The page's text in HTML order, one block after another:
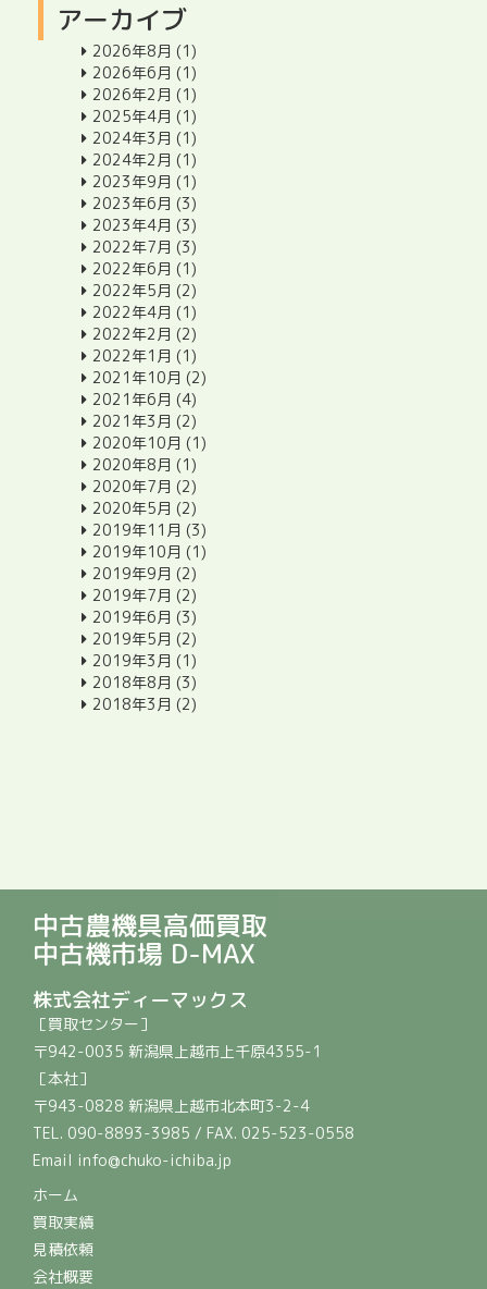
アーカイブ
2026年8月 (1)
2026年6月 (1)
2026年2月 (1)
2025年4月 (1)
2024年3月 (1)
2024年2月 (1)
2023年9月 (1)
2023年6月 (3)
2023年4月 (3)
2022年7月 (3)
2022年6月 (1)
2022年5月 (2)
2022年4月 (1)
2022年2月 (2)
2022年1月 (1)
2021年10月 (2)
2021年6月 (4)
2021年3月 (2)
2020年10月 (1)
2020年8月 (1)
2020年7月 (2)
2020年5月 (2)
2019年11月 (3)
2019年10月 (1)
2019年9月 (2)
2019年7月 (2)
2019年6月 (3)
2019年5月 (2)
2019年3月 (1)
2018年8月 (3)
2018年3月 (2)
中古農機具高価買取
中古機市場 D-MAX
株式会社ディーマックス
［買取センター］
〒942-0035 新潟県上越市上千原4355-1
［本社］
〒943-0828 新潟県上越市北本町3-2-4
TEL. 090-8893-3985 / FAX. 025-523-0558
Email info@chuko-ichiba.jp
ホーム
買取実績
見積依頼
会社概要